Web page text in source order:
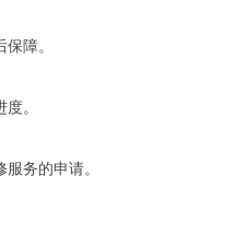
障。
。
务的申请。